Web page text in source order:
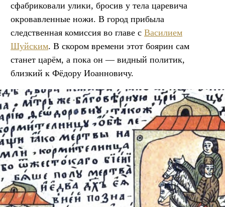
сфабриковали улики, бросив у тела царевича
окровавленные ножи. В город прибыла
следственная комиссия во главе с Василием
Шуйским. В скором времени этот боярин сам
станет царём, а пока он — видный политик,
близкий к Фёдору Иоанновичу.